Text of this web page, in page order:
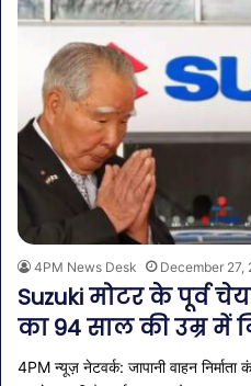
4PM News Desk December 27,
Suzuki मोटर के पूर्व
का 94 साल की उम्र में
4PM न्यूज़ नेटवर्क: जापानी वाहन